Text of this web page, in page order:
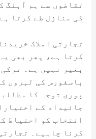
تقاضوں سے ہم آہنگ
کی منازل طے کرتا
تجارتی املاک
کرتا ہے، پھر بھی
بغیر نہیں ہے۔
باسفورس کی لہروں
پوری توجہ کا
جائیداد کے
انتخاب کو احتیاط
کرنا چاہیے۔